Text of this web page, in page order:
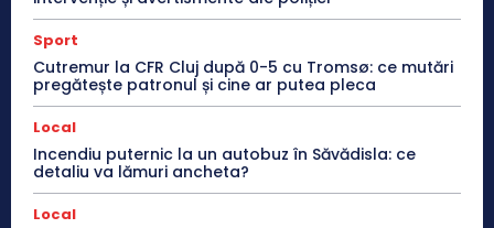
Sport
Cutremur la CFR Cluj după 0-5 cu Tromsø: ce mutări
pregătește patronul și cine ar putea pleca
Local
Incendiu puternic la un autobuz în Săvădisla: ce
detaliu va lămuri ancheta?
Local